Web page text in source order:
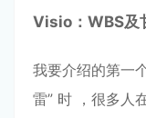
Visio：WBS及
我要介绍的第⼀
雷” 时 ，很多⼈